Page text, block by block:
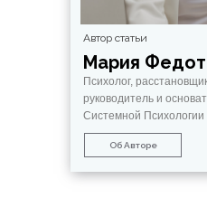
Психолог,
руководитель и
Системной Психологии
Автор статьи
Мария
Об Авторе